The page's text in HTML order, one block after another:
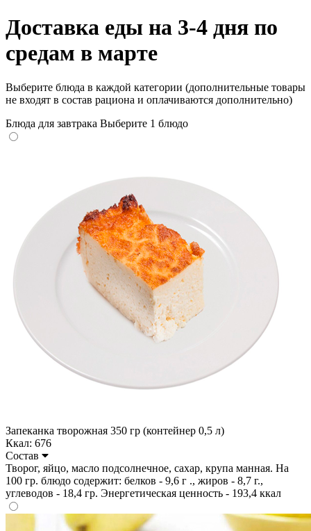
Доставка еды на 3-4 дня по
средам в марте
Выберите блюда в каждой категории (дополнительные товары
не входят в состав рациона и оплачиваются дополнительно)
Блюда для завтрака Выберите 1 блюдо
Запеканка творожная 350 гр (контейнер 0,5 л)
Ккал: 676
Состав
Творог, яйцо, масло подсолнечное, сахар, крупа манная. На
100 гр. блюдо содержит: белков - 9,6 г ., жиров - 8,7 г.,
углеводов - 18,4 гр. Энергетическая ценность - 193,4 ккал